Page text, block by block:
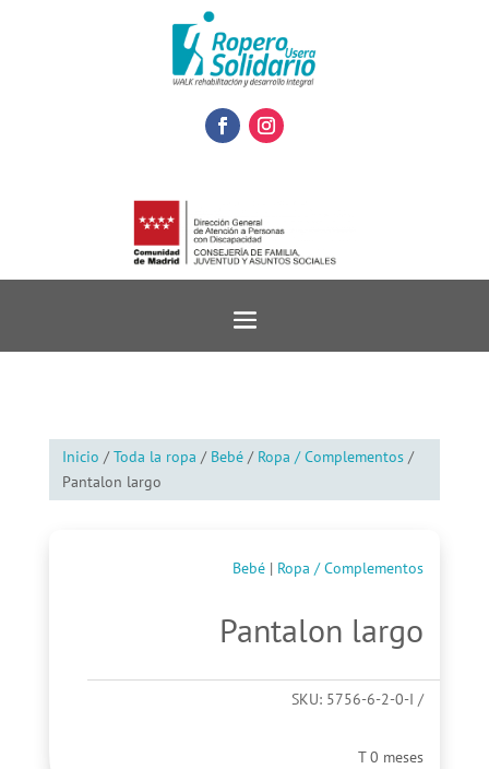
Inicio /Toda la ropa / Bebé/ Ropa / Complementos/
Pantalon largo
Bebé | Ropa / Complementos
Pantalon largo
SKU: 5756-6-2-0-I
T 0 meses